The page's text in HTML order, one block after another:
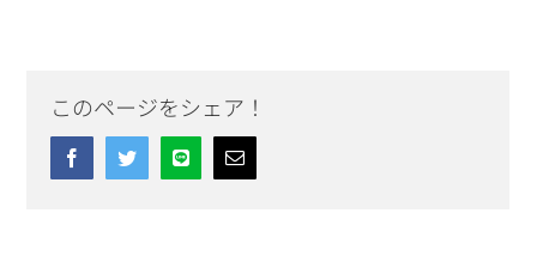
このページをシェア！
FacebookTwitterLine Email